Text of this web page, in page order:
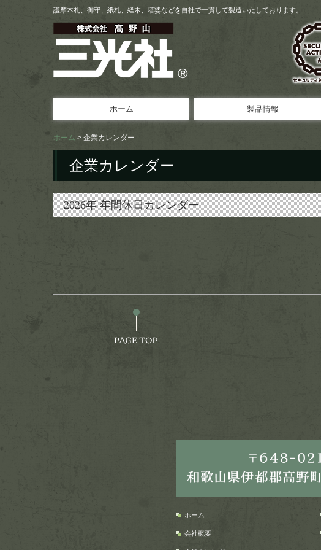
護摩木札、御守、紙札、経木、塔婆などを自社で一貫して製造いたしております。
ホーム 製品情報
ホーム 企業カレンダー
企業カレンダー
2026年 年間休日カレンダー
ホーム
会社概要